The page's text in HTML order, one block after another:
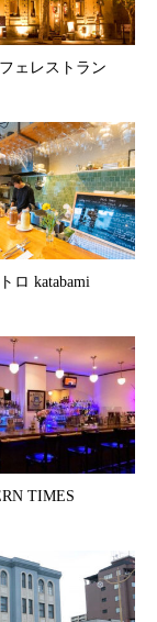
ェレストラン
ロ katabami
TIMES